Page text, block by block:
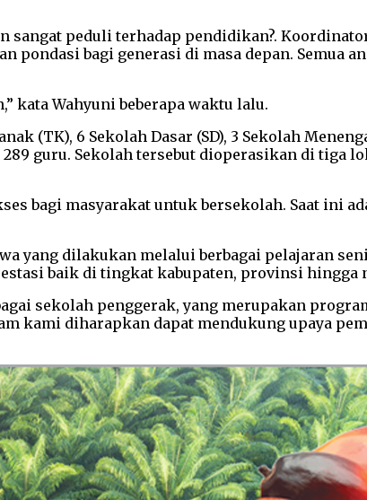
peduli terhadap pendidikan?.
bagi generasi di masa depan. Semua
kata Wahyuni beberapa waktu lalu.
(TK), 6 Sekolah Dasar (SD), 3 Sekolah
guru. Sekolah tersebut dioperasikan di tiga
bagi masyarakat untuk bersekolah. Saat ini
yang dilakukan melalui berbagai pelajaran
baik di tingkat kabupaten, provinsi hingga
sekolah penggerak, yang merupakan
kami diharapkan dapat mendukung upaya